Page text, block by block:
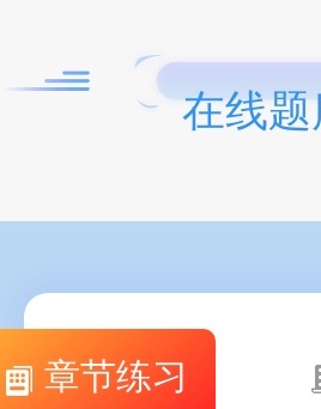
在线题
章节练习